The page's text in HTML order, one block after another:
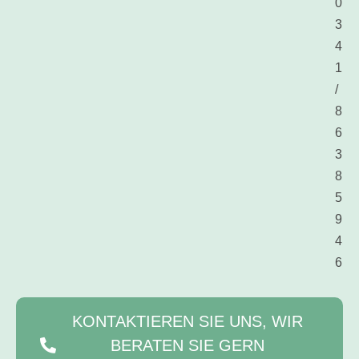
0
3
4
1
/
8
6
3
8
5
9
4
6
KONTAKTIEREN SIE UNS, WIR
BERATEN SIE GERN